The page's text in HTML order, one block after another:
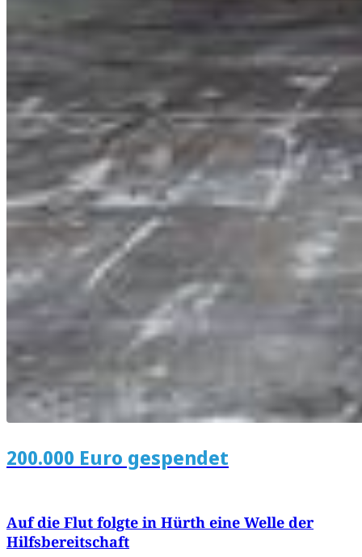
200.000 Euro gespendet
Auf die Flut folgte in Hürth eine Welle der
Hilfsbereitschaft